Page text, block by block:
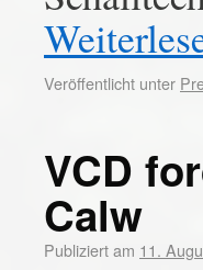
Veröffentlicht unter
VCD
Calw
Publiziert am 11.